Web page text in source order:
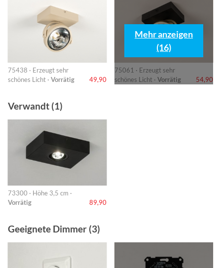
75438 · Erzeugt sehr
schönes Licht · Vorrätig 49,90
75061 · Erzeugt sehr
schönes Licht · Vorrätig 54,90
Mehr anzeigen
(16)
Verwandt (1)
73300 · Höhe 3,5 cm ·
Vorrätig
89,90
Geeignete Dimmer (3)